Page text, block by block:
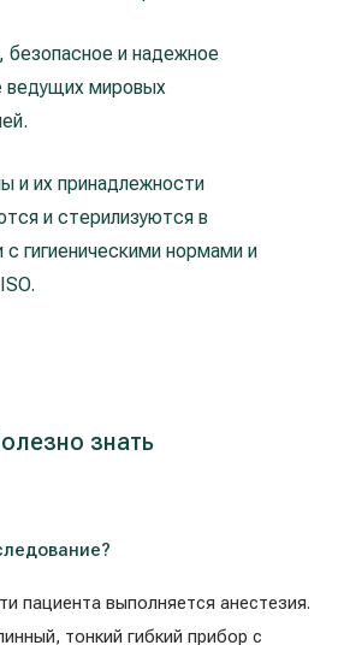
и надежное
ведущих мировых
и их принадлежности
и стерилизуются в
гигиеническими нормами и
знать
пациента выполняется анестезия.
тонкий гибкий прибор с